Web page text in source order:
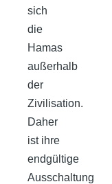
sich
die
Hamas
außerhalb
der
Zivilisation.
Daher
ist ihre
endgültige
Ausschaltung